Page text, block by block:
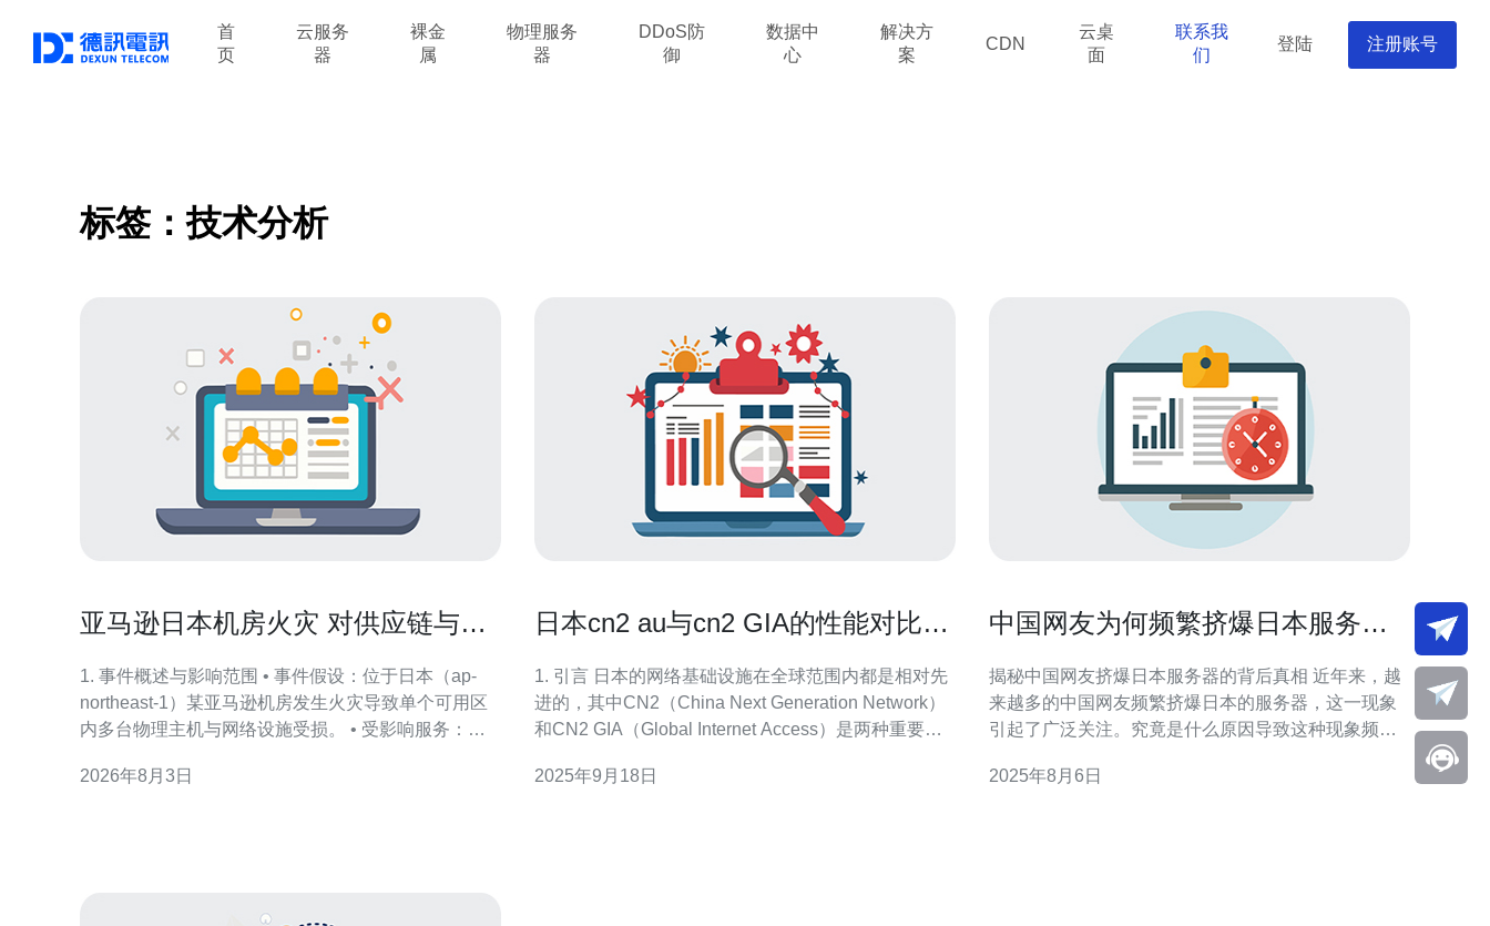
首
页
云服务
器
裸金
属
物理服务
器
DDoS防
御
数据中
心
解决方
案
CDN
云桌
面
联系我
们
登陆 注册账号
标签：技术分析
亚马逊日本机房火灾 对供应链与合
1. 事件概述与影响范围 • 事件假设：位于日本（ap-
northeast-1）某亚马逊机房发生火灾导致单个可用区
内多台物理主机与网络设施受损。 • 受影响服务：
Direct Connect链路，S3如果位于同AZ的缓存节点也
2026年8月3日
日本cn2 au与cn2 GIA的性能对比分
1. 引言 日本的网络基础设施在全球范围内都是相对先
进的，其中CN2（China Next Generation Network）
和CN2 GIA（Global Internet Access）是两种重要的
以帮助用户选择最合适的网络服务。 2. CN2与CN2
2025年9月18日
中国网友为何频繁挤爆日本服务器
揭秘中国网友挤爆日本服务器的背后真相 近年来，越
来越多的中国网友频繁挤爆日本的服务器，这一现象
引起了广泛关注。究竟是什么原因导致这种现象频繁
产业的强大吸引力 技术的高速发展 下面，我们将深入
2025年8月6日